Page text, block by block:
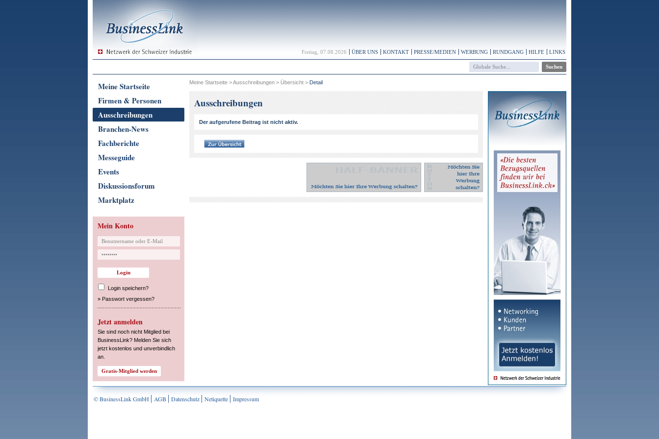
Freitag, 07.08.2026 ÜBER UNS KONTAKT PRESSE/MEDIEN WERBUNG RUNDGANG HILFE LINKS
Meine Startseite
Firmen & Personen
Ausschreibungen
Branchen-News
Fachberichte
Messeguide
Events
Diskussionsforum
Marktplatz
Mein Konto
Login speichern?
» Passwort vergessen?
Jetzt anmelden
Sie sind noch nicht Mitglied bei
BusinessLink? Melden Sie sich
jetzt kostenlos und unverbindlich
an.
Meine Startseite >Ausschreibungen > Übersicht > Detail
Ausschreibungen
Der aufgerufene Beitrag ist nicht aktiv.
© BusinessLink GmbH AGB Datenschutz Netiquette Impressum